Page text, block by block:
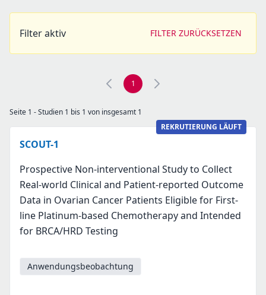
Filter aktiv FILTER ZURÜCKSETZEN
1
Seite 1 - Studien 1 bis 1 von insgesamt 1
REKRUTIERUNG LÄUFT
SCOUT-1
Prospective Non-interventional Study to Collect
Real-world Clinical and Patient-reported Outcome
Data in Ovarian Cancer Patients Eligible for First-
line Platinum-based Chemotherapy and Intended
for BRCA/HRD Testing
Anwendungsbeobachtung